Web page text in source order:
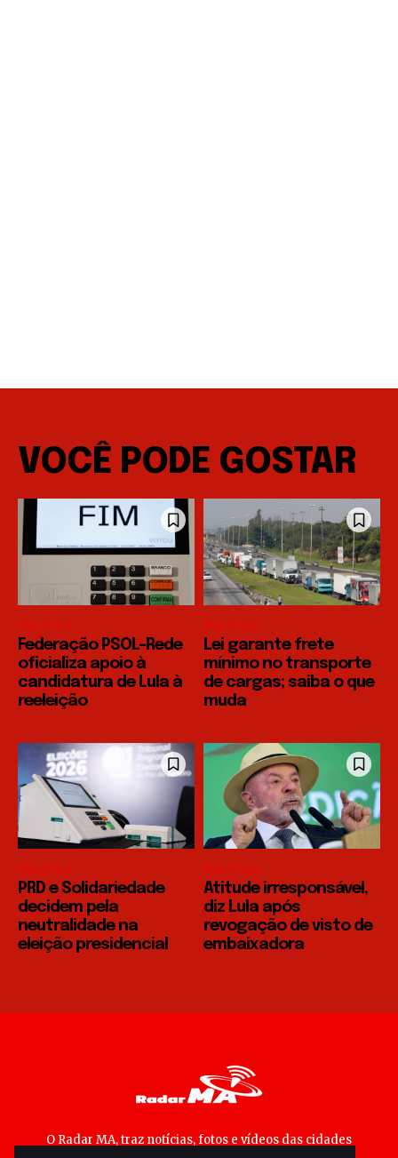
VOCÊ PODE GOSTAR
POLÍTICA
Federação PSOL-Rede
oficializa apoio à
candidatura de Lula à
reeleição
POLÍTICA
Lei garante frete
mínimo no transporte
de cargas; saiba o que
muda
POLÍTICA
PRD e Solidariedade
decidem pela
neutralidade na
eleição presidencial
POLÍTICA
Atitude irresponsável,
diz Lula após
revogação de visto de
embaixadora
O Radar MA, traz notícias, fotos e vídeos das cidades